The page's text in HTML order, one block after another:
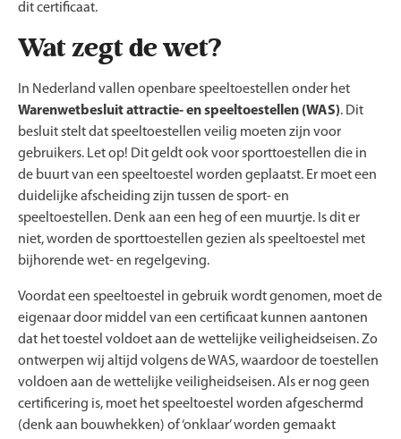
dit certificaat.
Wat zegt de wet?
In Nederland vallen openbare speeltoestellen onder het
Warenwetbesluit attractie- en speeltoestellen (WAS). Dit
besluit stelt dat speeltoestellen veilig moeten zijn voor
gebruikers. Let op! Dit geldt ook voor sporttoestellen die in
de buurt van een speeltoestel worden geplaatst. Er moet een
duidelijke afscheiding zijn tussen de sport- en
speeltoestellen. Denk aan een heg of een muurtje. Is dit er
niet, worden de sporttoestellen gezien als speeltoestel met
bijhorende wet- en regelgeving.
Voordat een speeltoestel in gebruik wordt genomen, moet de
eigenaar door middel van een certificaat kunnen aantonen
dat het toestel voldoet aan de wettelijke veiligheidseisen. Zo
ontwerpen wij altijd volgens de WAS, waardoor de toestellen
voldoen aan de wettelijke veiligheidseisen. Als er nog geen
certificering is, moet het speeltoestel worden afgeschermd
(denk aan bouwhekken) of ‘onklaar’ worden gemaakt